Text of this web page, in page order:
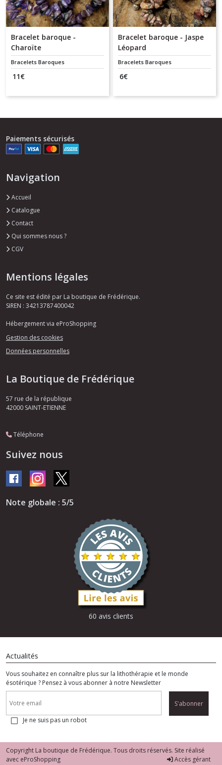
Bracelet baroque -
Charoïte
Bracelets Baroques
11€
Bracelet baroque - Jaspe
Léopard
Bracelets Baroques
6€
Paiements sécurisés
Navigation
Accueil
Catalogue
Contact
Qui sommes nous ?
CGV
Mentions légales
Ce site est édité par La boutique de Frédérique.
SIREN : 34213787400042
Hébergement via eProShopping
Gestion des cookies
Données personnelles
La Boutique de Frédérique
57 rue de la république
42000 SAINT-ETIENNE
Téléphone
Suivez nous
Note globale : 5/5
60 avis clients
Actualités
Vous souhaitez en connaître plus sur la lithothérapie et le monde
ésotérique ? Pensez à vous abonner à notre Newsletter
S'abonner
Je ne suis pas un robot
Copyright La boutique de Frédérique. Tous droits réservés. Site réalisé
avec eProShopping Accès gérant